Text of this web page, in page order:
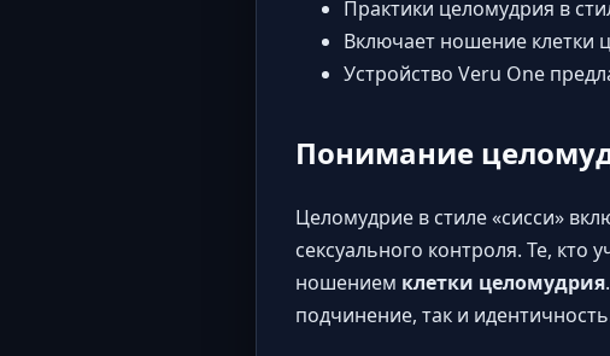
Практики целомудрия в
Включает ношение клетки
Устройство Veru One
Понимание
Целомудрие в стиле «сисси»
сексуального контроля. Те,
ношением клетки целомудрия
подчинение, так и